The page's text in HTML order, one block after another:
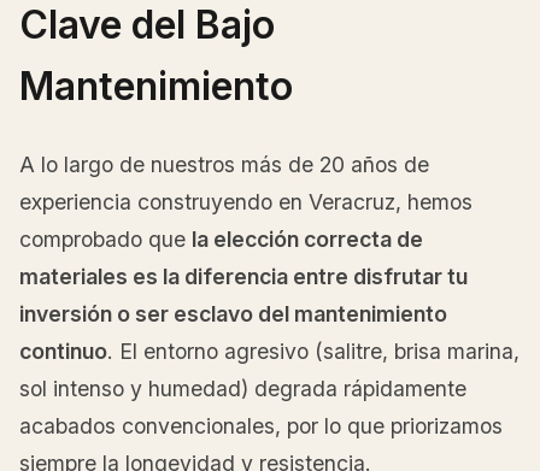
Clave del Bajo
Mantenimiento
A lo largo de nuestros más de 20 años de
experiencia construyendo en Veracruz, hemos
comprobado que la elección correcta de
materiales es la diferencia entre disfrutar tu
inversión o ser esclavo del mantenimiento
continuo. El entorno agresivo (salitre, brisa marina,
sol intenso y humedad) degrada rápidamente
acabados convencionales, por lo que priorizamos
siempre la longevidad y resistencia.